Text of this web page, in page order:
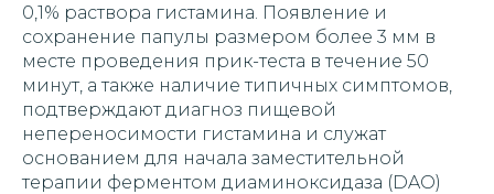
0,1% раствора гистамина. Появление и
сохранение папулы размером более 3 мм в
месте проведения прик-теста в течение 50
минут, а также наличие типичных симптомов,
подтверждают диагноз пищевой
непереносимости гистамина и служат
основанием для начала заместительной
терапии ферментом диаминоксидаза (DAO)